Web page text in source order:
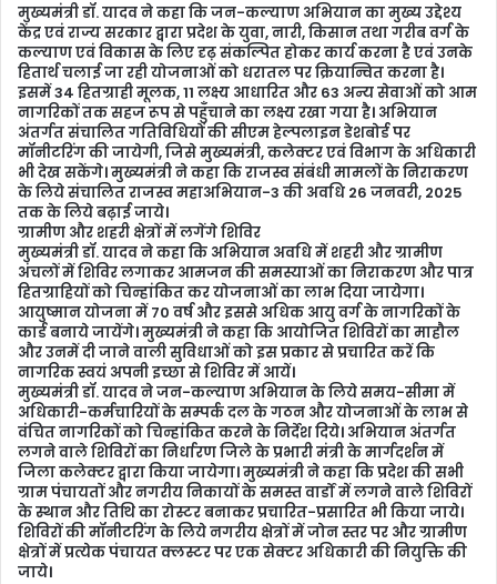
मुख्यमंत्री डॉ. यादव ने कहा कि जन-कल्याण अभियान का मुख्य उद्देश्य
केंद्र एवं राज्य सरकार द्वारा प्रदेश के युवा, नारी, किसान तथा गरीब वर्ग के
कल्याण एवं विकास के लिए दृढ़ संकल्पित होकर कार्य करना है एवं उनके
हितार्थ चलाई जा रही योजनाओं को धरातल पर क्रियान्वित करना है।
इसमें 34 हितग्राही मूलक, 11 लक्ष्य आधारित और 63 अन्य सेवाओं को आम
नागरिकों तक सहज रूप से पहुँचाने का लक्ष्य रखा गया है। अभियान
अंतर्गत संचालित गतिविधियों की सीएम हेल्पलाइन डेशबोर्ड पर
मॉनीटरिंग की जायेगी, जिसे मुख्यमंत्री, कलेक्टर एवं विभाग के अधिकारी
भी देख सकेंगे। मुख्यमंत्री ने कहा कि राजस्व संबंधी मामलों के निराकरण
के लिये संचालित राजस्व महाअभियान-3 की अवधि 26 जनवरी, 2025
तक के लिये बढ़ाई जाये।
ग्रामीण और शहरी क्षेत्रों में लगेंगे शिविर
मुख्यमंत्री डॉ. यादव ने कहा कि अभियान अवधि में शहरी और ग्रामीण
अंचलों में शिविर लगाकर आमजन की समस्याओं का निराकरण और पात्र
हितग्राहियों को चिन्हांकित कर योजनाओं का लाभ दिया जायेगा।
आयुष्मान योजना में 70 वर्ष और इससे अधिक आयु वर्ग के नागरिकों के
कार्ड बनाये जायेंगे। मुख्यमंत्री ने कहा कि आयोजित शिविरों का माहौल
और उनमें दी जाने वाली सुविधाओं को इस प्रकार से प्रचारित करें कि
नागरिक स्वयं अपनी इच्छा से शिविर में आयें।
मुख्यमंत्री डॉ. यादव ने जन-कल्याण अभियान के लिये समय-सीमा में
अधिकारी-कर्मचारियों के सम्पर्क दल के गठन और योजनाओं के लाभ से
वंचित नागरिकों को चिन्हांकित करने के निर्देश दिये। अभियान अंतर्गत
लगने वाले शिविरों का निर्धारण जिले के प्रभारी मंत्री के मार्गदर्शन में
जिला कलेक्टर द्वारा किया जायेगा। मुख्यमंत्री ने कहा कि प्रदेश की सभी
ग्राम पंचायतों और नगरीय निकायों के समस्त वार्डों में लगने वाले शिविरों
के स्थान और तिथि का रोस्टर बनाकर प्रचारित-प्रसारित भी किया जाये।
शिविरों की मॉनीटरिंग के लिये नगरीय क्षेत्रों में जोन स्तर पर और ग्रामीण
क्षेत्रों में प्रत्येक पंचायत क्लस्टर पर एक सेक्टर अधिकारी की नियुक्ति की
जाये।